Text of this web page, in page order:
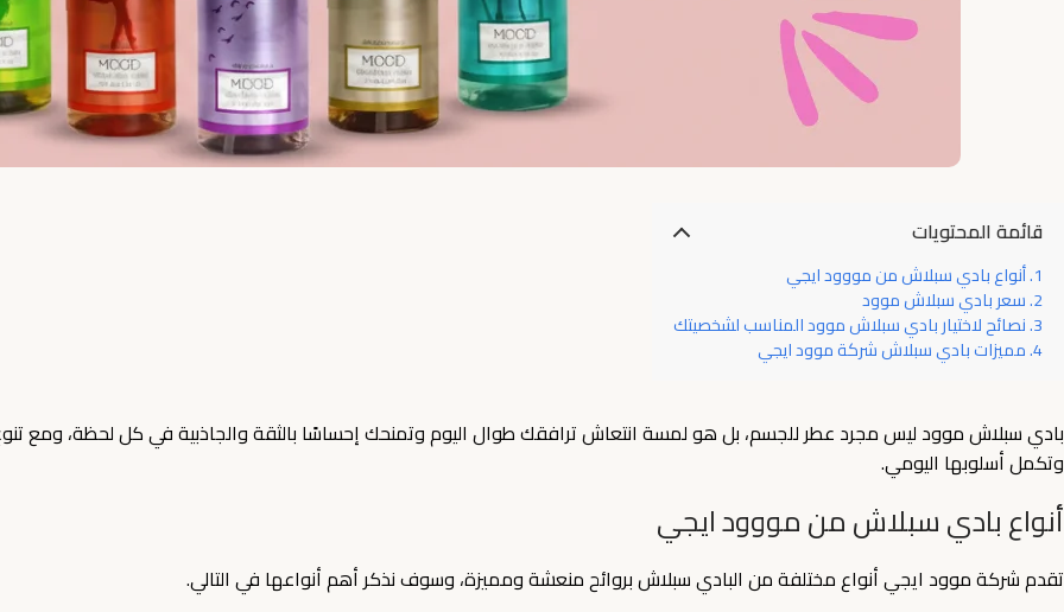
قائمة المحتويات
أنواع بادي سبلاش من مووود ايجي
سعر بادي سبلاش موود
نصائح لاختيار بادي سبلاش موود المناسب لشخصيتك
مميزات بادي سبلاش شركة موود ايجي
بادي سبلاش موود ليس مجرد عطر للجسم، بل هو لمسة انتعاش ترافقك طوال اليوم وتمنحك إحساسًا بالثقة والجاذبية في كل لحظة، ومع
وتكمل أسلوبها اليومي.
أنواع بادي سبلاش من مووود ايجي
تقدم شركة موود ايجي أنواع مختلفة من البادي سبلاش بروائح منعشة ومميزة، وسوف نذكر أهم أنواعها في التالي.